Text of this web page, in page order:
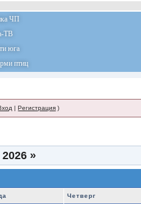
ЧП
ТВ
юга
птиц
|Регистрация )
»
Четверг